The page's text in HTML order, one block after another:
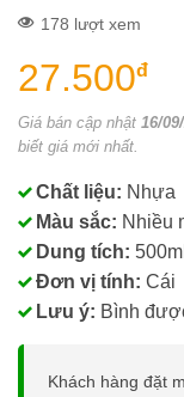
178 lượt xem
27.500đ
Giá bán cập nhật 16/
biết giá mới nhất.
Chất liệu: Nhựa
Màu sắc: Nhiều
Dung tích: 500ml
Đơn vị tính: Cái
Lưu ý: Bình
Khách hàng đặt